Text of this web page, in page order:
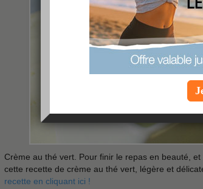
Crème au thé vert. Pour finir le repas en beauté,
cette recette de crème au thé vert, légère et
recette en cliquant ici !